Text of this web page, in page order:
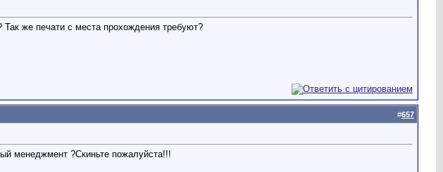
Так же печати с места прохождения требуют?
#657
менеджмент ?Скиньте пожалуйста!!!